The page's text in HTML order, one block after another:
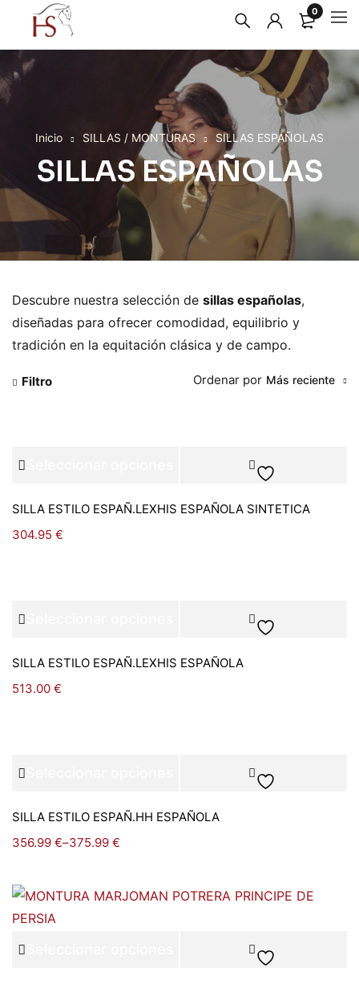
0
SILLAS ESPAÑOLAS
Inicio SILLAS / MONTURAS SILLAS ESPAÑOLAS
Descubre nuestra selección de sillas españolas,
diseñadas para ofrecer comodidad, equilibrio y
tradición en la equitación clásica y de campo.
Filtro Ordenar por Más reciente
SILLA ESTILO ESPAÑ.LEXHIS ESPAÑOLA SINTETICA
304.95 €
SILLA ESTILO ESPAÑ.LEXHIS ESPAÑOLA
513.00 €
SILLA ESTILO ESPAÑ.HH ESPAÑOLA
356.99 €–375.99 €